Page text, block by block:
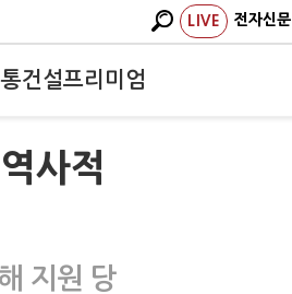
LIVE 전자신문
건설프리미엄
사적
지원 당